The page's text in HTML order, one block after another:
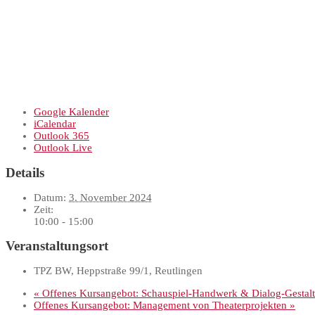
Google Kalender
iCalendar
Outlook 365
Outlook Live
Details
Datum: 3. November 2024
Zeit:
10:00 - 15:00
Veranstaltungsort
TPZ BW, Heppstraße 99/1, Reutlingen
« Offenes Kursangebot: Schauspiel-Handwerk & Dialog-
Offenes Kursangebot: Management von Theaterprojekten »